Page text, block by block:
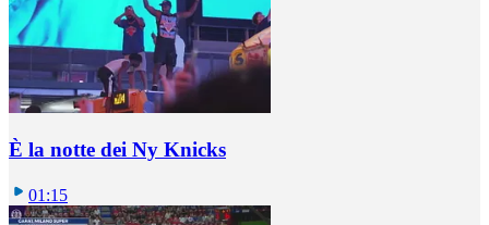
È la notte dei Ny Knicks
01:15